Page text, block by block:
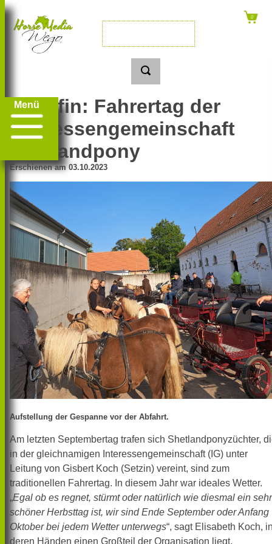
Redefin: Fahrertag der
Interessengemeinschaft
Shetlandpony
Erschienen am 03.10.2023
Aufstellung der Gespanne vor der Abfahrt.
Am letzten Septembertag trafen sich Shetlandponyzüchter,
in der gleichnamigen Interessengemeinschaft (IG) unter
Leitung von Gisbert Koch (Setzin) vereint, sind zum
traditionellen Fahrertag. In diesem Jahr war ideales Wetter.
„Egal ob es regnet, stürmt oder natürlich wie diesmal ein sehr
schöner Herbsttag ist, wir sind Ende September oder Anfang
Oktober bei jedem Wetter unterwegs“, sagt Elisabeth Koch,
deren Händen einen Großteil der Organisation liegt.
Menü